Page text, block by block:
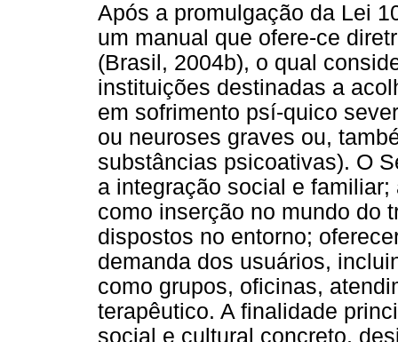
Após a promulgação da Lei
um manual que ofere-ce
(Brasil, 2004b), o qual
instituições destinadas a
em sofrimento psí-quico
ou neuroses graves ou,
substâncias psicoativas). O
a integração social e
como inserção no mundo do
dispostos no entorno;
demanda dos usuários,
como grupos, oficinas,
terapêutico. A finalidade
social e cultural concreto,